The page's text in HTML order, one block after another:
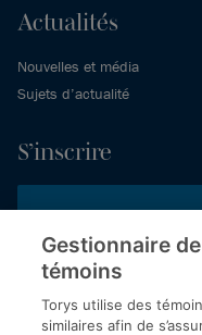
Actualités
Nouvelles et média
Sujets d’actualité
S’inscrire
Inscrivez-vous aux
commentaires, notre
plus encore.
Gestionnaire
témoins
Torys utilise des
similaires afin de